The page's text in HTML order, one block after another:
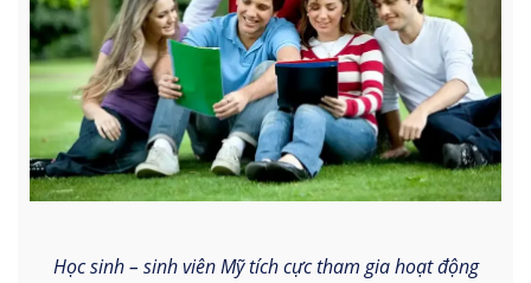
Học sinh – sinh viên Mỹ tích cực tham gia hoạt động